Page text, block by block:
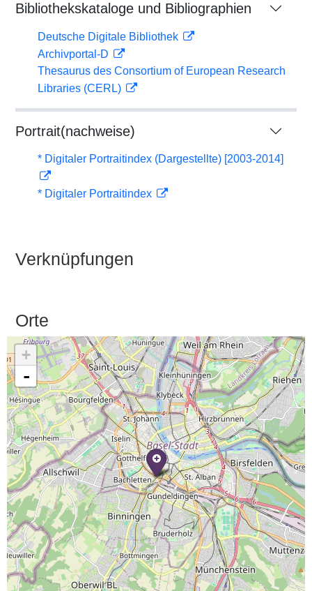
Bibliothekskataloge und Bibliographien
Deutsche Digitale Bibliothek
Archivportal-D
Thesaurus des Consortium of European Research
Libraries (CERL)
Portrait(nachweise)
* Digitaler Portraitindex (Dargestellte) [2003-2014]
* Digitaler Portraitindex
Verknüpfungen
Orte
+
-